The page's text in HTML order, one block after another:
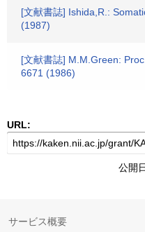
[文献書誌] Ishida,R.:
(1987)
[文献書誌] M.M.Green:
6671 (1986)
URL:
公開
サービス概要